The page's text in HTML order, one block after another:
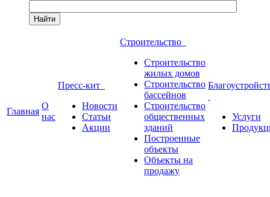
Найти
Главная
О
нас
Пресс-кит
Новости
Статьи
Акции
Строительство
Строительство
жилых домов
Строительство
бассейнов
Строительство
общественных
зданий
Построенные
объекты
Объекты на
продажу
Услуги